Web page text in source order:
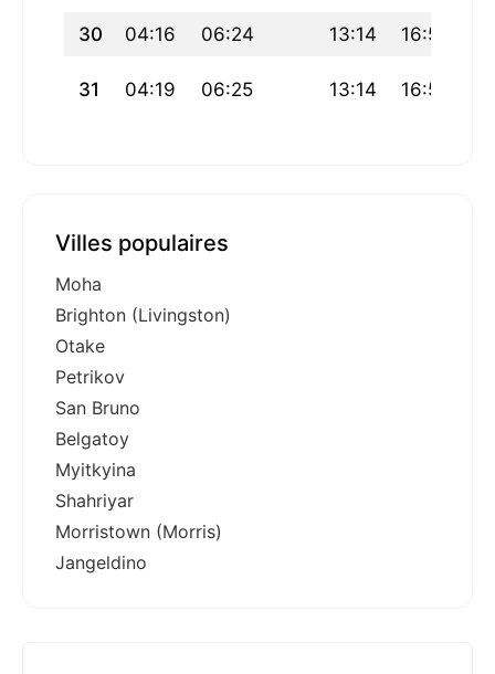
30 04:16 06:24 13:14 16:59
31 04:19 06:25 13:14 16:58
Villes populaires
Moha
Brighton (Livingston)
Otake
Petrikov
San Bruno
Belgatoy
Myitkyina
Shahriyar
Morristown (Morris)
Jangeldino